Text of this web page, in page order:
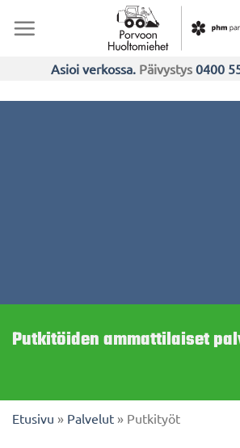
Asioi verkossa. Päivystys 0400
Putkitöiden ammattilaiset
Etusivu » Palvelut » Putkityöt